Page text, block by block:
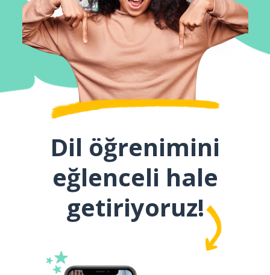
Dil öğrenimini
eğlenceli hale
getiriyoruz!